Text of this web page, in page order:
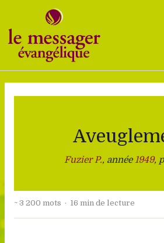
contenu
Fuzier P., année1949,
~ 3 200 mots · 16 min de lecture